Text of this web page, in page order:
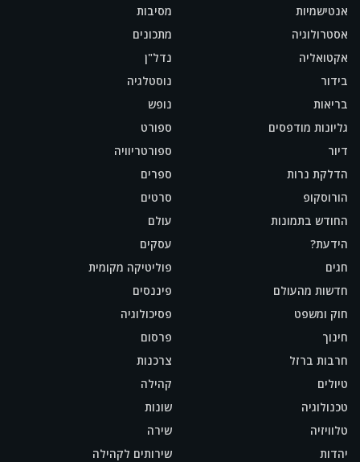
אנטישמיות
אסטרולוגיה
אקטואליה
בידור
בריאות
גליונות מודפסים
דיור
הדלקת נרות
הורוסקופ
החודש בתמונות
הידעת?
חגים
חדשות מהעולם
חוק ומשפט
חינוך
חרבות ברזל
טיולים
טכנולוגיה
טלוויזיה
יהדות
מסיבות
מתכונים
נדל"ן
נוסטלגיה
נופש
ספורט
ספורטריוויה
ספרים
סרטים
עולם
עסקים
פוליטיקה מקומית
פיננסים
פסיכולוגיה
פרסום
צרכנות
קהילה
שונות
שירה
שירותים לקהילה